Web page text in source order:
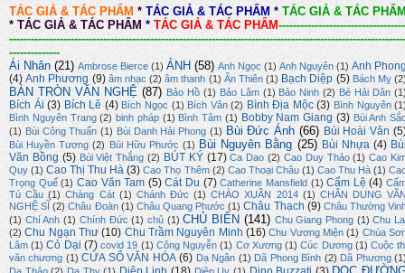
TÁC GIẢ & TÁC PHẨM * TÁC GIẢ & TÁC PHẨM * TÁC GIẢ & TÁC
* TÁC GIẢ & TÁC PHẨM *TÁC GIẢ & TÁC PHẨM-----------------------------------
--------------
Ái Nhân (21) Ambrose Bierce (1) ẢNH (58) Anh Ngọc (1) Anh Nguyên (1) Anh
(4) Anh Phương (9) âm nhạc (2) âm thanh (1) Ân Thiên (1) Bạch Diệp (5) Bách Mỵ
BÀN TRÒN VĂN NGHỆ (87) Bảo Hồ (1) Bảo Lâm (1) Bảo Ninh (2) Bé Hải Dân
Bích Ái (3) Bích Lê (4) Bích Ngọc (1) Bích Vân (2) Bình Địa Mộc (3) Bình Nguyên
Bình Nguyên Trang (2) binh pháp (1) Bình Tâm (1) Bobby Nam Giang (3) Bùi Anh
(1) Bùi Công Thuấn (1) Bùi Danh Hải Phong (1) Bùi Đức Ánh (66) Bùi Hoài Vân
Bùi Huyền Tương (2) Bùi Hữu Phước (1) Bùi Nguyên Bằng (25) Bùi Nhựa (4)
Văn Bồng (5) Bùi Việt Thắng (2) BÚT KÝ (17) Ca Dao (2) Cao Duy Thảo (1) Cao
Quy (1) Cao Thị Thu Hà (3) Cao Thọ Thêm (2) Cao Thoại Châu (1) Cao Thu Hà (1)
Trọng Quế (1) Cao Văn Tam (5) Cát Du (7) Catherine Mansfield (1) Cẩm Lệ (4)
Tú Cầu (1) Chàng Cát (1) Chánh Đức (1) CHÀO XUÂN 2014 (1) CHÂN DUNG
NGHỆ SĨ (2) Châu Đoàn (1) Châu Quang Phước (1) Châu Thạch (9) Châu Thường
(1) Chí Anh (1) Chính Đức (1) chủ (1) CHỦ BIÊN (141) Chu Giang Phong (1) Chu
(2) Chu Ngạn Thư (10) Chu Trầm Nguyên Minh (16) Chu Vương Miện (1) Chúa
Lâm (1) Cỏ Dại (7) covid 19 (1) Công Nguyễn (1) Cơ Xương (1) Cúc Dương (1) Cuộc
văn chương (1) CỬA SỔ VĂN HÓA (6) Dạ Ngân (1) Dã Phong Bình (2) Dã Phương